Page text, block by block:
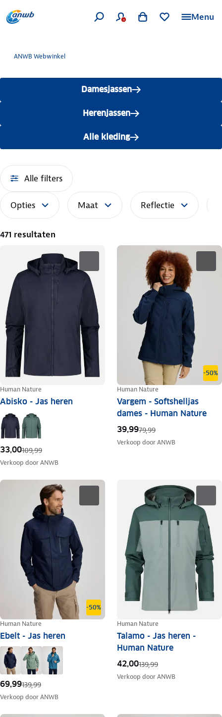
Menu
ANWB Webwinkel
Damesjassen
Herenjassen
Alle kleding
Alle filters
Opties Maat Reflectie
471 resultaten
Human Nature
Abisko - Jas heren
33,00109,99
Verkoop doorANWB
-50%
Human Nature
Vargem - Softshelljas
dames - Human Nature
39,9979,99
Verkoop doorANWB
-50%
Human Nature
Ebelt - Jas heren
69,99139,99
Verkoop doorANWB
Human Nature
Talamo - Jas heren -
Human Nature
42,00139,99
Verkoop doorANWB